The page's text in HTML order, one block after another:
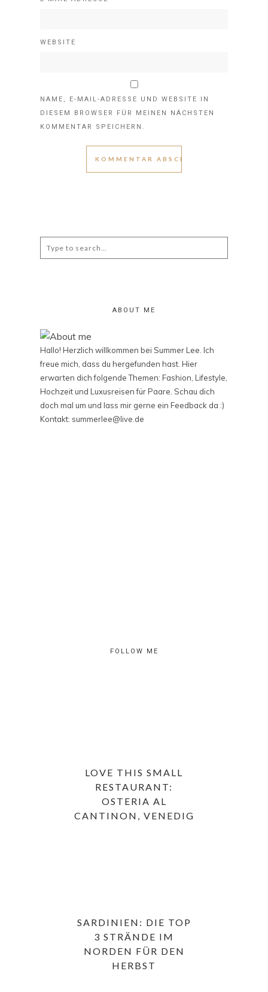
WEBSITE
NAME, E-MAIL-ADRESSE UND WEBSITE IN
DIESEM BROWSER FÜR MEINEN NÄCHSTEN
KOMMENTAR SPEICHERN.
Search
for:
ABOUT ME
Hallo! Herzlich willkommen bei Summer Lee. Ich
freue mich, dass du hergefunden hast. Hier
erwarten dich folgende Themen: Fashion, Lifestyle,
Hochzeit und Luxusreisen für Paare. Schau dich
doch mal um und lass mir gerne ein Feedback da :)
Kontakt: summerlee@live.de
FOLLOW ME
LOVE THIS SMALL
RESTAURANT:
OSTERIA AL
CANTINON, VENEDIG
SARDINIEN: DIE TOP
3 STRÄNDE IM
NORDEN FÜR DEN
HERBST